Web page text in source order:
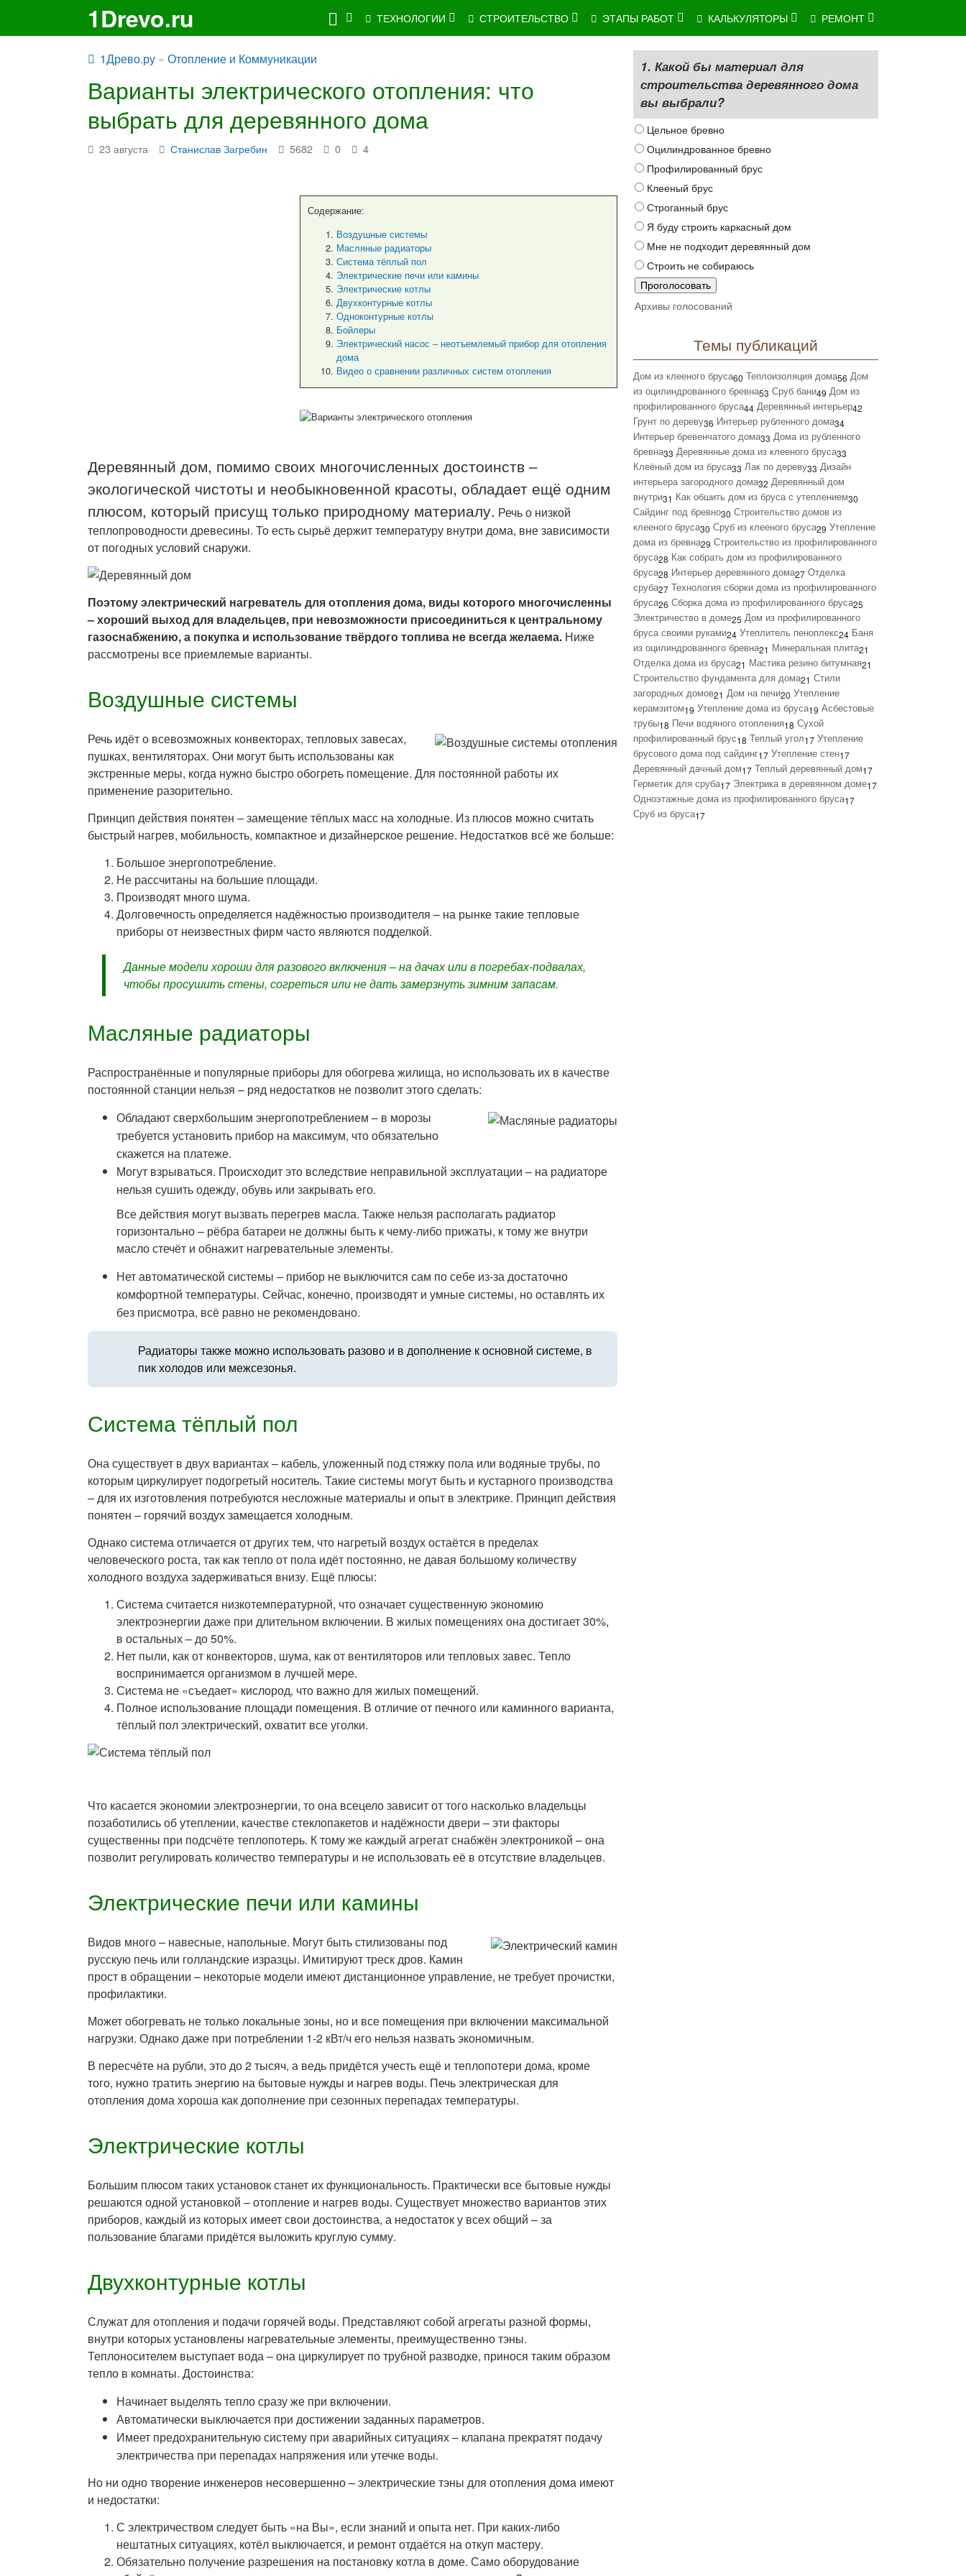
1Drevo.ru ТЕХНОЛОГИИ СТРОИТЕЛЬСТВО ЭТАПЫ РАБОТ КАЛЬКУЛЯТОРЫ РЕМОНТ
1Древо.ру « Отопление и Коммуникации
Варианты электрического отопления: что
выбрать для деревянного дома
23 августа Станислав Загребин 5682 0 4
Содержание:
Воздушные системы
Масляные радиаторы
Система тёплый пол
Электрические печи или камины
Электрические котлы
Двухконтурные котлы
Одноконтурные котлы
Бойлеры
Электрический насос – неотъемлемый прибор для отопления
дома
Видео о сравнении различных систем отопления
Деревянный дом, помимо своих многочисленных достоинств –
экологической чистоты и необыкновенной красоты, обладает ещё одним
плюсом, который присущ только природному материалу. Речь о низкой
теплопроводности древесины. То есть сырьё держит температуру внутри дома, вне зависимости
от погодных условий снаружи.
Поэтому электрический нагреватель для отопления дома, виды которого многочисленны
– хороший выход для владельцев, при невозможности присоединиться к центральному
газоснабжению, а покупка и использование твёрдого топлива не всегда желаема. Ниже
рассмотрены все приемлемые варианты.
Воздушные системы
Речь идёт о всевозможных конвекторах, тепловых завесах,
пушках, вентиляторах. Они могут быть использованы как
экстренные меры, когда нужно быстро обогреть помещение. Для постоянной работы их
применение разорительно.
Принцип действия понятен – замещение тёплых масс на холодные. Из плюсов можно считать
быстрый нагрев, мобильность, компактное и дизайнерское решение. Недостатков всё же больше:
Большое энергопотребление.
Не рассчитаны на большие площади.
Производят много шума.
Долговечность определяется надёжностью производителя – на рынке такие тепловые
приборы от неизвестных фирм часто являются подделкой.
Данные модели хороши для разового включения – на дачах или в погребах-подвалах,
чтобы просушить стены, согреться или не дать замерзнуть зимним запасам.
Масляные радиаторы
Распространённые и популярные приборы для обогрева жилища, но использовать их в качестве
постоянной станции нельзя – ряд недостатков не позволит этого сделать:
Обладают сверхбольшим энергопотреблением – в морозы
требуется установить прибор на максимум, что обязательно
скажется на платеже.
Могут взрываться. Происходит это вследствие неправильной эксплуатации – на радиаторе
нельзя сушить одежду, обувь или закрывать его.
Все действия могут вызвать перегрев масла. Также нельзя располагать радиатор
горизонтально – рёбра батареи не должны быть к чему-либо прижаты, к тому же внутри
масло стечёт и обнажит нагревательные элементы.
Нет автоматической системы – прибор не выключится сам по себе из-за достаточно
комфортной температуры. Сейчас, конечно, производят и умные системы, но оставлять их
без присмотра, всё равно не рекомендовано.
Радиаторы также можно использовать разово и в дополнение к основной системе, в
пик холодов или межсезонья.
Система тёплый пол
Она существует в двух вариантах – кабель, уложенный под стяжку пола или водяные трубы, по
которым циркулирует подогретый носитель. Такие системы могут быть и кустарного производства
– для их изготовления потребуются несложные материалы и опыт в электрике. Принцип действия
понятен – горячий воздух замещается холодным.
Однако система отличается от других тем, что нагретый воздух остаётся в пределах
человеческого роста, так как тепло от пола идёт постоянно, не давая большому количеству
холодного воздуха задерживаться внизу. Ещё плюсы:
Система считается низкотемпературной, что означает существенную экономию
электроэнергии даже при длительном включении. В жилых помещениях она достигает 30%,
в остальных – до 50%.
Нет пыли, как от конвекторов, шума, как от вентиляторов или тепловых завес. Тепло
воспринимается организмом в лучшей мере.
Система не «съедает» кислород, что важно для жилых помещений.
Полное использование площади помещения. В отличие от печного или каминного варианта,
тёплый пол электрический, охватит все уголки.
Что касается экономии электроэнергии, то она всецело зависит от того насколько владельцы
позаботились об утеплении, качестве стеклопакетов и надёжности двери – эти факторы
существенны при подсчёте теплопотерь. К тому же каждый агрегат снабжён электроникой – она
позволит регулировать количество температуры и не использовать её в отсутствие владельцев.
Электрические печи или камины
Видов много – навесные, напольные. Могут быть стилизованы под
русскую печь или голландские изразцы. Имитируют треск дров. Камин
прост в обращении – некоторые модели имеют дистанционное управление, не требует прочистки,
профилактики.
Может обогревать не только локальные зоны, но и все помещения при включении максимальной
нагрузки. Однако даже при потреблении 1-2 кВт/ч его нельзя назвать экономичным.
В пересчёте на рубли, это до 2 тысяч, а ведь придётся учесть ещё и теплопотери дома, кроме
того, нужно тратить энергию на бытовые нужды и нагрев воды. Печь электрическая для
отопления дома хороша как дополнение при сезонных перепадах температуры.
Электрические котлы
Большим плюсом таких установок станет их функциональность. Практически все бытовые нужды
решаются одной установкой – отопление и нагрев воды. Существует множество вариантов этих
приборов, каждый из которых имеет свои достоинства, а недостаток у всех общий – за
пользование благами придётся выложить круглую сумму.
Двухконтурные котлы
Служат для отопления и подачи горячей воды. Представляют собой агрегаты разной формы,
внутри которых установлены нагревательные элементы, преимущественно тэны.
Теплоносителем выступает вода – она циркулирует по трубной разводке, принося таким образом
тепло в комнаты. Достоинства:
Начинает выделять тепло сразу же при включении.
Автоматически выключается при достижении заданных параметров.
Имеет предохранительную систему при аварийных ситуациях – клапана прекратят подачу
электричества при перепадах напряжения или утечке воды.
Но ни одно творение инженеров несовершенно – электрические тэны для отопления дома имеют
и недостатки:
С электричеством следует быть «на Вы», если знаний и опыта нет. При каких-либо
нештатных ситуациях, котёл выключается, и ремонт отдаётся на откуп мастеру.
Обязательно получение разрешения на постановку котла в доме. Само оборудование
1. Какой бы материал для
строительства деревянного дома
вы выбрали?
Цельное бревно
Оцилиндрованное бревно
Профилированный брус
Клееный брус
Строганный брус
Я буду строить каркасный дом
Мне не подходит деревянный дом
Строить не собираюсь
Архивы голосований
Темы публикаций
Дом из клееного бруса60 Теплоизоляция дома56 Дом
из оцилиндрованного бревна53 Сруб бани49 Дом из
профилированного бруса44 Деревянный интерьер42
Грунт по дереву36 Интерьер рубленного дома34
Интерьер бревенчатого дома33 Дома из рубленного
бревна33 Деревянные дома из клееного бруса33
Клеёный дом из бруса33 Лак по дереву33 Дизайн
интерьера загородного дома32 Деревянный дом
внутри31 Как обшить дом из бруса с утеплением30
Сайдинг под бревно30 Строительство домов из
клееного бруса30 Сруб из клееного бруса29 Утепление
дома из бревна29 Строительство из профилированного
бруса28 Как собрать дом из профилированного
бруса28 Интерьер деревянного дома27 Отделка
сруба27 Технология сборки дома из профилированного
бруса26 Сборка дома из профилированного бруса25
Электричество в доме25 Дом из профилированного
бруса своими руками24 Утеплитель пеноплекс24 Баня
из оцилиндрованного бревна21 Минеральная плита21
Отделка дома из бруса21 Мастика резино битумная21
Строительство фундамента для дома21 Стили
загородных домов21 Дом на печи20 Утепление
керамзитом19 Утепление дома из бруса19 Асбестовые
трубы18 Печи водяного отопления18 Сухой
профилированный брус18 Теплый угол17 Утепление
брусового дома под сайдинг17 Утепление стен17
Деревянный дачный дом17 Теплый деревянный дом17
Герметик для сруба17 Электрика в деревянном доме17
Одноэтажные дома из профилированного бруса17
Сруб из бруса17